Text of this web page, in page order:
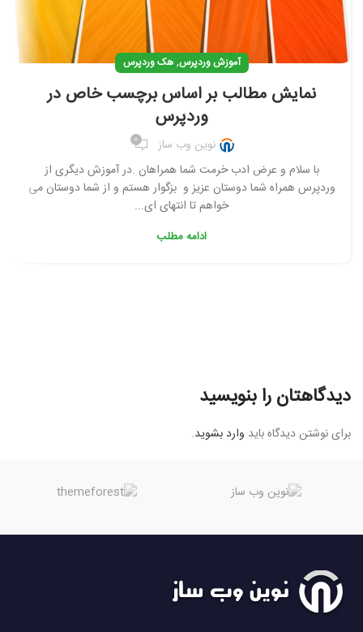
آموزش وردپرس,هک وردپرس
نمایش مطالب بر اساس برچسب خاص در
وردپرس
نوین وب ساز 0
با سلام و عرض ادب خرمت شما همراهان .در آموزش دیگری از
وردپرس همراه شما دوستان عزیز و بزگوار هستم و از شما دوستان می
خواهم تا انتهای ای...
ادامه مطلب
دیدگاهتان را بنویسید
برای نوشتن دیدگاه باید وارد بشوید.